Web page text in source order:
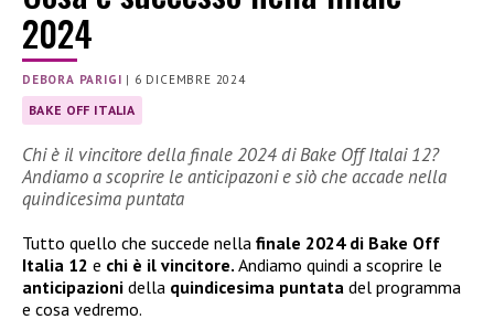
2024
DEBORA PARIGI | 6 DICEMBRE 2024
BAKE OFF ITALIA
Chi è il vincitore della finale 2024 di Bake Off Italai 12?
Andiamo a scoprire le anticipazoni e siò che accade nella
quindicesima puntata
Tutto quello che succede nella finale 2024 di Bake Off
Italia 12 e chi è il vincitore. Andiamo quindi a scoprire le
anticipazioni della quindicesima puntata del programma
e cosa vedremo.